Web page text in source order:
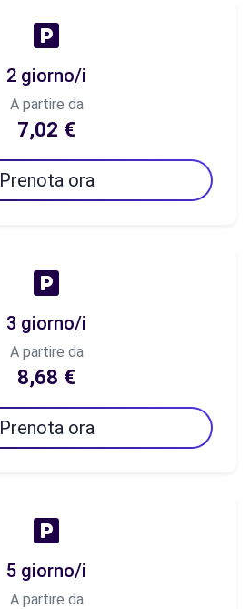
2 giorno/i
A partire da
7,02 €
Prenota ora
3 giorno/i
A partire da
8,68 €
Prenota ora
5 giorno/i
A partire da